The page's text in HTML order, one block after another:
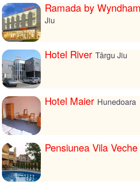
Ramada by
Jiu
Hotel River Târgu Jiu
Hotel Maier Hunedoara
Pensiunea Vila Veche